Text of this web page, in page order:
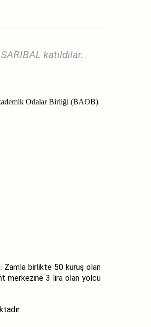
katıldılar.
Odalar Birliği (BAOB)
Zamla birlikte 50 kuruş olan
merkezine 3 lira olan yolcu